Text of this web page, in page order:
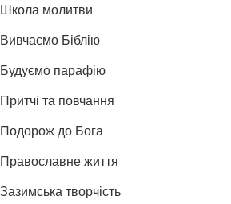
Школа молитви
Вивчаємо Біблію
Будуємо парафію
Притчі та повчання
Подорож до Бога
Православне життя
Зазимська творчість